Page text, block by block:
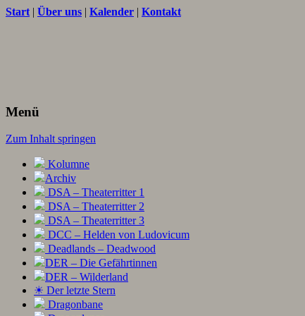
Start | Über uns | Kalender | Kontakt
Menü
Zum Inhalt springen
Kolumne
Archiv
DSA – Theaterritter 1
DSA – Theaterritter 2
DSA – Theaterritter 3
DCC – Helden von Ludovicum
Deadlands – Deadwood
DER – Die Gefährtinnen
DER – Wilderland
☀ Der letzte Stern
Dragonbane